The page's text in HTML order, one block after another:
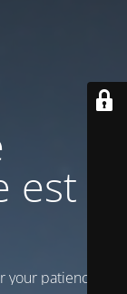
est
patience!